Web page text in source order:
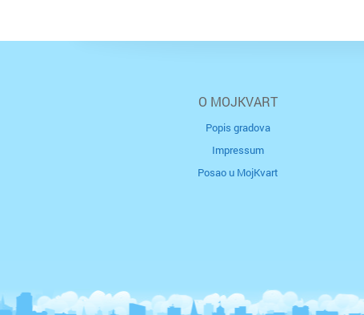
O MOJKVART
Popis gradova
Impressum
Posao u MojKvart